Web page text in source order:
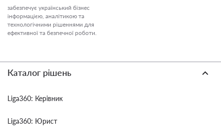
забезпечує український бізнес
інформацією, аналітикою та
технологічними рішеннями для
ефективної та безпечної роботи.
Каталог рішень
Liga360: Керівник
Liga360: Юрист